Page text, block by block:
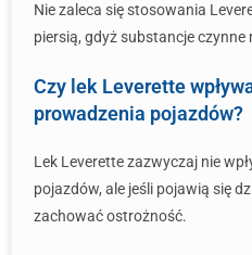
Nie zaleca się stosowania
piersią, gdyż substancje
Czy lek Leverette
prowadzenia pojazdów?
Lek Leverette zazwyczaj nie
pojazdów, ale jeśli pojawią się
zachować ostrożność.